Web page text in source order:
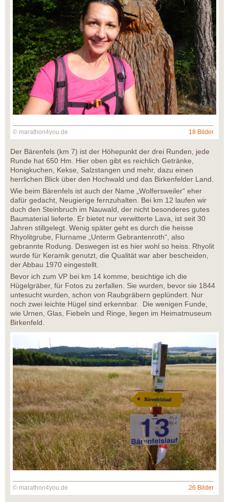
© marathon4you.de 18 Bilder
Der Bärenfels (km 7) ist der Höhepunkt der drei Runden, jede
Runde hat 650 Hm. Hier oben gibt es reichlich Getränke,
Honigkuchen, Kekse, Salzstangen und mehr, dazu einen
herrlichen Blick über den Hochwald und das Birkenfelder Land.
Wie beim Bärenfels ist auch der Name „Wolfersweiler“ eher
dafür gedacht, Neugierige fernzuhalten. Bei km 12 laufen wir
duch den Steinbruch im Nauwald, der nicht besonderes gutes
Baumaterial lieferte. Er bietet nur verwitterte Lava, ist seit 30
Jahren stillgelegt. Wenig später geht es durch die heisse
Rhyolitgrube, Flurname „Unterm Gebrantenroth“, also
gebrannte Rodung. Deswegen ist es hier wohl so heiss. Rhyolit
wurde für Keramik genutzt, die Qualität war aber bescheiden,
der Abbau 1970 eingestellt.
Bevor ich zum VP bei km 14 komme, besichtige ich die
Hügelgräber, für Fotos zu zerfallen. Sie wurden, bevor sie 1844
untesucht wurden, schon von Raubgräbern geplündert. Nur
noch zwei leichte Hügel sind erkennbar. Die wenigen Funde,
wie Urnen, Glas, Fiebeln und Ringe, liegen im Heimatmuseum
Birkenfeld.
© marathon4you.de 26 Bilder